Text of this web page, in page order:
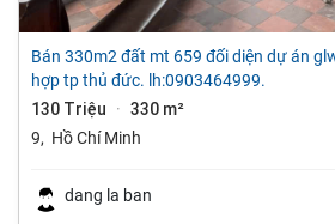
bán 330m2 đất mt 659 đối diện dự án glwlbocity đường đỗ xuân
hợp tp thủ đức. lh:0903464999.
130 Triệu · 330 m²
9, Hồ Chí Minh
dang la ban